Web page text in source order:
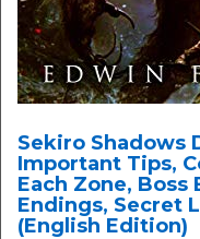
Sekiro Shadows
Important Tips,
Each Zone, Boss
Endings, Secret
(English Edition)